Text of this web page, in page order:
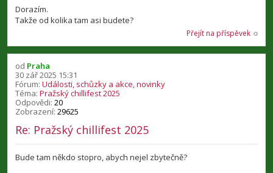
Dorazím.
Takže od kolika tam asi budete?
Přejít na příspěvek
od Praha
30 zář 2025 15:31
Fórum: Události, schůzky a akce, novinky
Téma: Pražský chillifest 2025
Odpovědi: 20
Zobrazení: 29625
Re: Pražský chillifest 2025
Bude tam někdo stopro, abych nejel zbytečně?